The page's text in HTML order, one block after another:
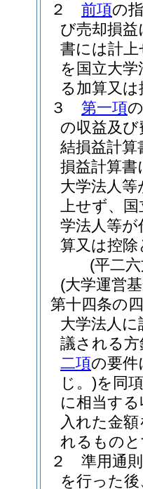
２
前項の
び売却損
書には計
を国立大
る加算又
３
第一項
の収益及び
結損益計
損益計算
大学法人
上せず、
学法人等
算又は控
(平二
(大学運営
第十四条の四
大学法人
議される
二項の要件
じ。)を同
に相当す
入れた金
れるもの
２
準用通
を行った